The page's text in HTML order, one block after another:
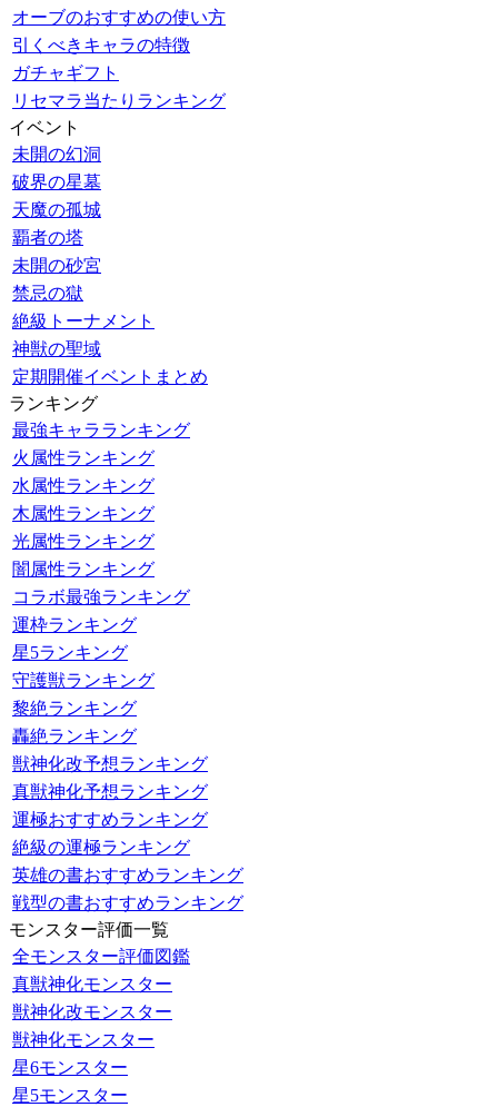
オーブのおすすめの使い方
引くべきキャラの特徴
ガチャギフト
リセマラ当たりランキング
イベント
未開の幻洞
破界の星墓
天魔の孤城
覇者の塔
未開の砂宮
禁忌の獄
絶級トーナメント
神獣の聖域
定期開催イベントまとめ
ランキング
最強キャラランキング
火属性ランキング
水属性ランキング
木属性ランキング
光属性ランキング
闇属性ランキング
コラボ最強ランキング
運枠ランキング
星5ランキング
守護獣ランキング
黎絶ランキング
轟絶ランキング
獣神化改予想ランキング
真獣神化予想ランキング
運極おすすめランキング
絶級の運極ランキング
英雄の書おすすめランキング
戦型の書おすすめランキング
モンスター評価一覧
全モンスター評価図鑑
真獣神化モンスター
獣神化改モンスター
獣神化モンスター
星6モンスター
星5モンスター